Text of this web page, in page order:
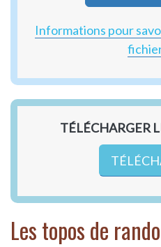
Informations pour
TÉLÉCHARGER
Les topos de